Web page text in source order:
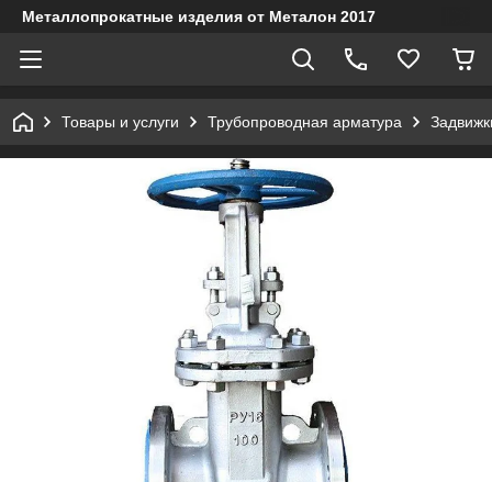
Металлопрокатные изделия от Металон 2017
Товары и услуги Трубопроводная арматура